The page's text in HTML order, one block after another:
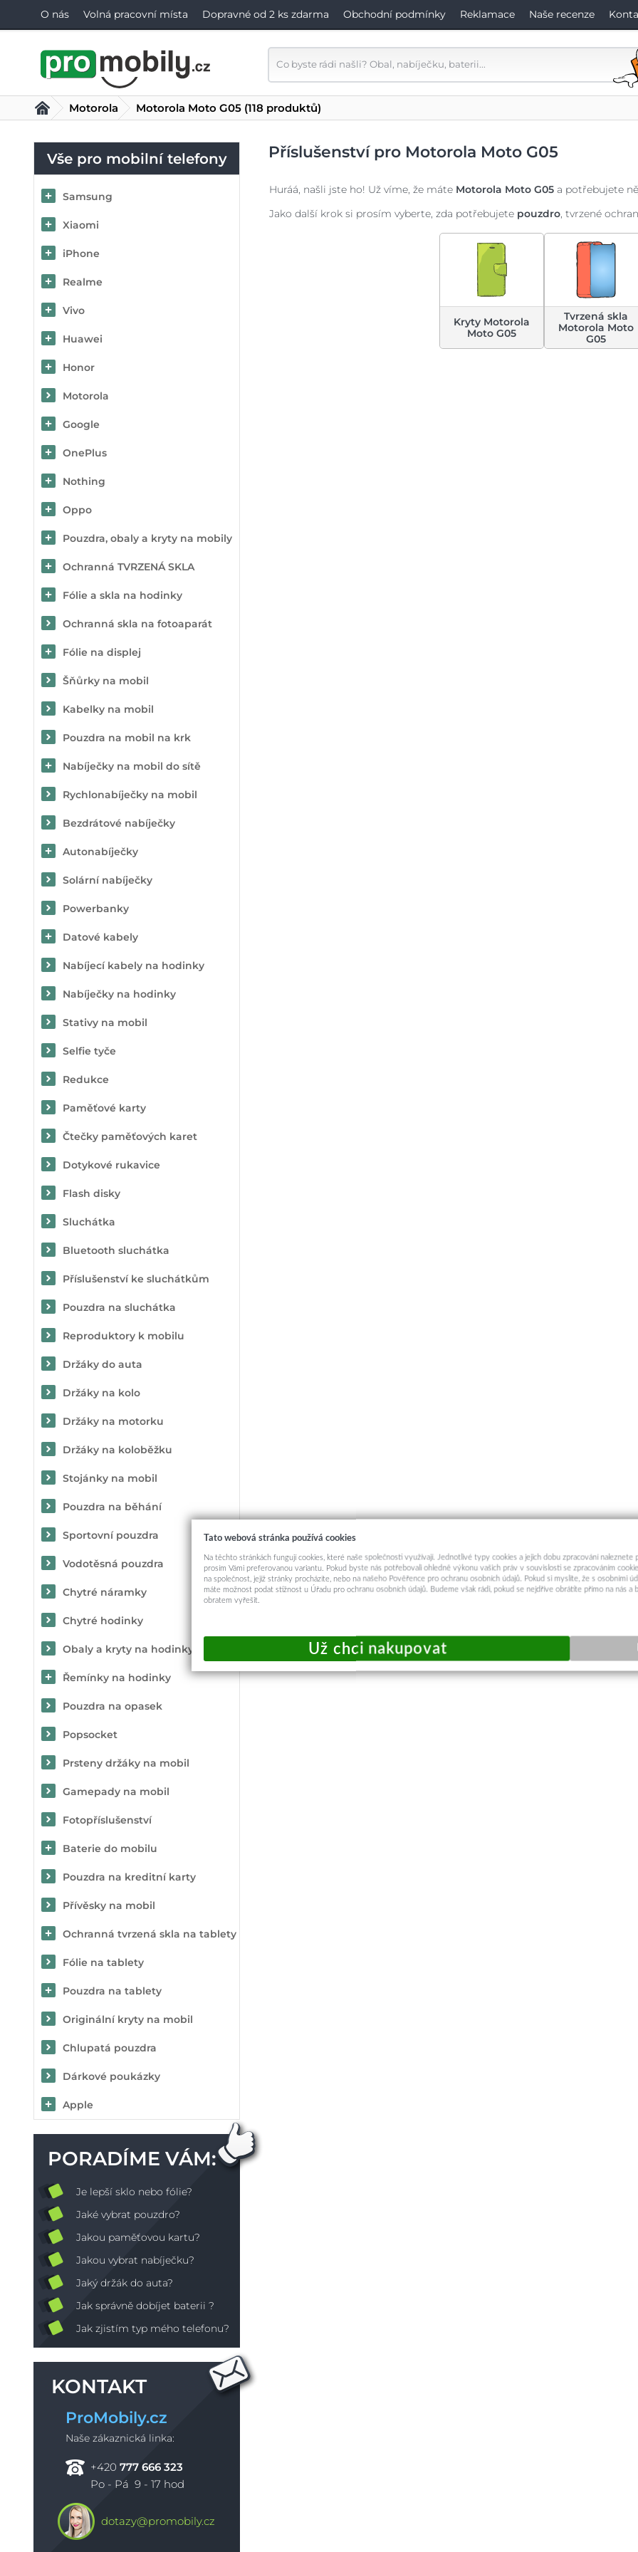
O nás Volná pracovní místa Dopravné od 2 ks zdarma Obchodní podmínky Reklamace Naše recenze
Vše pro mobilní telefony
Samsung
Xiaomi
iPhone
Realme
Vivo
Huawei
Honor
Motorola
Google
OnePlus
Nothing
Oppo
Pouzdra, obaly a kryty na mobily
Ochranná TVRZENÁ SKLA
Fólie a skla na hodinky
Ochranná skla na fotoaparát
Fólie na displej
Šňůrky na mobil
Kabelky na mobil
Pouzdra na mobil na krk
Nabíječky na mobil do sítě
Rychlonabíječky na mobil
Bezdrátové nabíječky
Autonabíječky
Solární nabíječky
Powerbanky
Datové kabely
Nabíjecí kabely na hodinky
Nabíječky na hodinky
Stativy na mobil
Selfie tyče
Redukce
Paměťové karty
Čtečky paměťových karet
Dotykové rukavice
Flash disky
Sluchátka
Bluetooth sluchátka
Příslušenství ke sluchátkům
Pouzdra na sluchátka
Reproduktory k mobilu
Držáky do auta
Držáky na kolo
Držáky na motorku
Držáky na koloběžku
Stojánky na mobil
Pouzdra na běhání
Sportovní pouzdra
Vodotěsná pouzdra
Chytré náramky
Chytré hodinky
Obaly a kryty na hodinky
Řemínky na hodinky
Pouzdra na opasek
Popsocket
Prsteny držáky na mobil
Gamepady na mobil
Fotopříslušenství
Baterie do mobilu
Pouzdra na kreditní karty
Přívěsky na mobil
Ochranná tvrzená skla na tablety
Fólie na tablety
Pouzdra na tablety
Originální kryty na mobil
Chlupatá pouzdra
Dárkové poukázky
Apple
PORADÍME VÁM:
Je lepší sklo nebo fólie?
Jaké vybrat pouzdro?
Jakou paměťovou kartu?
Jakou vybrat nabíječku?
Jaký držák do auta?
Jak správně dobíjet baterii ?
Jak zjistím typ mého telefonu?
KONTAKT
ProMobily.cz
Naše zákaznická linka:
+420 777 666 323
Po - Pá 9 - 17 hod
dotazy@promobily.cz
Motorola Motorola Moto G05 (118 produktů)
Příslušenství pro Motorola Moto G05
Huráá, našli jste ho! Už víme, že máte Motorola Moto G05 a potřebujete
Jako další krok si prosím vyberte, zda potřebujete pouzdro, tvrzené
Kryty Motorola
Moto G05
Tvrzená skla
Motorola Moto
G05
Tato webová stránka používá cookies
Na těchto stránkách fungují cookies, které naše společnosti využívají. Jednotlivé typy cookies a jejich dobu zpracování naleznete
prosím Vámi preferovanou variantu. Pokud byste nás potřebovali ohledně výkonu vašich práv v souvislosti se zpracováním
na společnost, jejíž stránky procházíte, nebo na našeho Pověřence pro ochranu osobních údajů. Pokud si myslíte, že s osobními
máte možnost podat stížnost u Úřadu pro ochranu osobních údajů. Budeme však rádi, pokud se nejdříve obrátíte přímo na nás a
obratem vyřešit.